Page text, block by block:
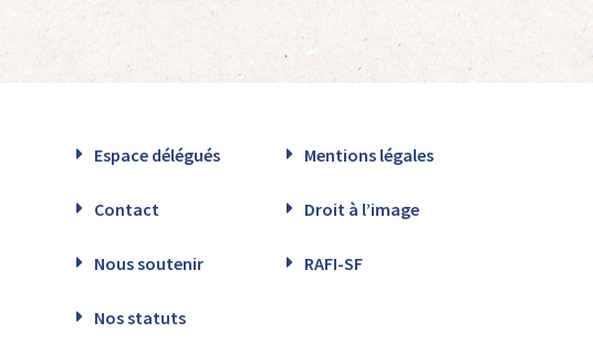
Espace délégués Mentions légales
Contact Droit à l’image
Nous soutenir RAFI-SF
Nos statuts